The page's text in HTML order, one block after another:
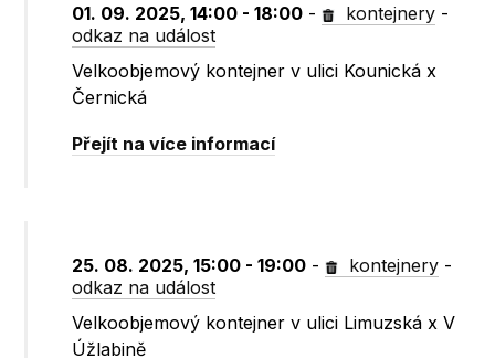
01. 09. 2025, 14:00 - 18:00 - kontejnery -
odkaz na událost
Velkoobjemový kontejner v ulici Kounická x
Černická
Přejít na více informací
25. 08. 2025, 15:00 - 19:00 - kontejnery -
odkaz na událost
Velkoobjemový kontejner v ulici Limuzská x V
Úžlabině